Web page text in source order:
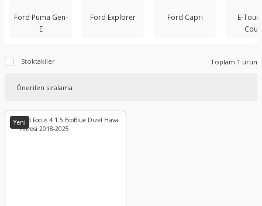
Ford Puma Gen-
E
Ford Explorer Ford Capri
E-
Stoktakiler Toplam 1 ürün
Yeni